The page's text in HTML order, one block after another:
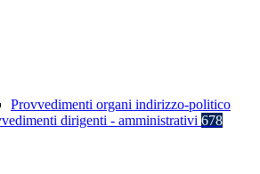
Provvedimenti organi indirizzo-politico
dirigenti - amministrativi 678